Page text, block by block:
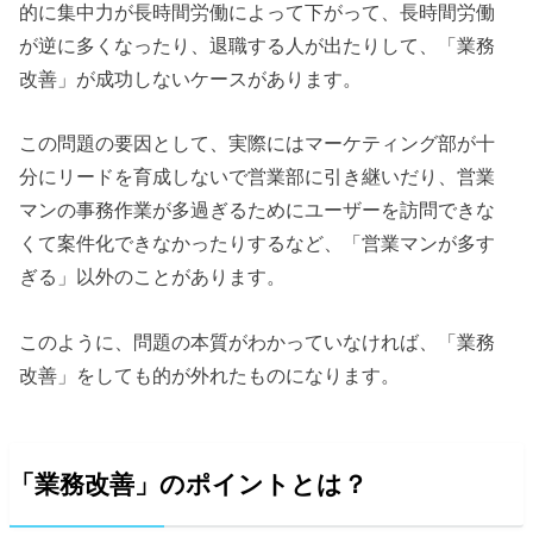
的に集中力が長時間労働によって下がって、長時間労働
が逆に多くなったり、退職する人が出たりして、「業務
改善」が成功しないケースがあります。
この問題の要因として、実際にはマーケティング部が十
分にリードを育成しないで営業部に引き継いだり、営業
マンの事務作業が多過ぎるためにユーザーを訪問できな
くて案件化できなかったりするなど、「営業マンが多す
ぎる」以外のことがあります。
このように、問題の本質がわかっていなければ、「業務
改善」をしても的が外れたものになります。
「業務改善」のポイントとは？